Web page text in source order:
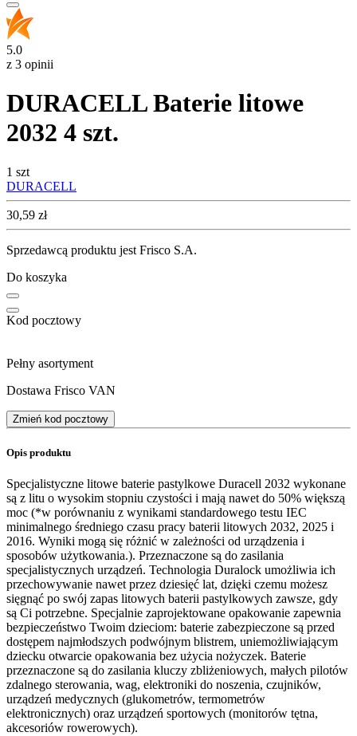
5.0
z 3 opinii
DURACELL Baterie litowe
2032 4 szt.
1 szt
DURACELL
Cena
30,59 zł
Sprzedawcą produktu jest Frisco S.A.
Do koszyka
Kod pocztowy
Pełny asortyment
Dostawa Frisco VAN
Zmień kod pocztowy
Opis produktu
Specjalistyczne litowe baterie pastylkowe Duracell 2032 wykonane
są z litu o wysokim stopniu czystości i mają nawet do 50% większą
moc (*w porównaniu z wynikami standardowego testu IEC
minimalnego średniego czasu pracy baterii litowych 2032, 2025 i
2016. Wyniki mogą się różnić w zależności od urządzenia i
sposobów użytkowania.). Przeznaczone są do zasilania
specjalistycznych urządzeń. Technologia Duralock umożliwia ich
przechowywanie nawet przez dziesięć lat, dzięki czemu możesz
sięgnąć po swój zapas litowych baterii pastylkowych zawsze, gdy
są Ci potrzebne. Specjalnie zaprojektowane opakowanie zapewnia
bezpieczeństwo Twoim dzieciom: baterie zabezpieczone są przed
dostępem najmłodszych podwójnym blistrem, uniemożliwiającym
dziecku otwarcie opakowania bez użycia nożyczek. Baterie
przeznaczone są do zasilania kluczy zbliżeniowych, małych pilotów
zdalnego sterowania, wag, elektroniki do noszenia, czujników,
urządzeń medycznych (glukometrów, termometrów
elektronicznych) oraz urządzeń sportowych (monitorów tętna,
akcesoriów rowerowych).